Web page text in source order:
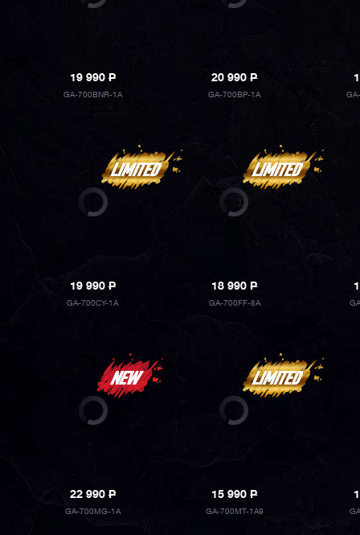
19 990P
GA-700BNR-1A
20 990P
GA-700BP-1A
19 990P
GA-700CY-1A
18 990P
GA-700FF-8A
22 990P
GA-700MG-1A
15 990P
GA-700MT-1A9